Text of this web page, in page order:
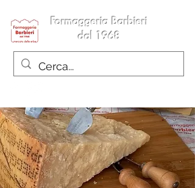
Formaggeria Barbieri
dal 1968